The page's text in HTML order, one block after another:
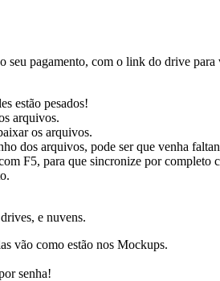
seu pagamento, com o link do drive
estão pesados!
arquivos.
os arquivos.
dos arquivos, pode ser que venha
F5, para que sincronize por completo
e nuvens.
vão como estão nos Mockups.
senha!